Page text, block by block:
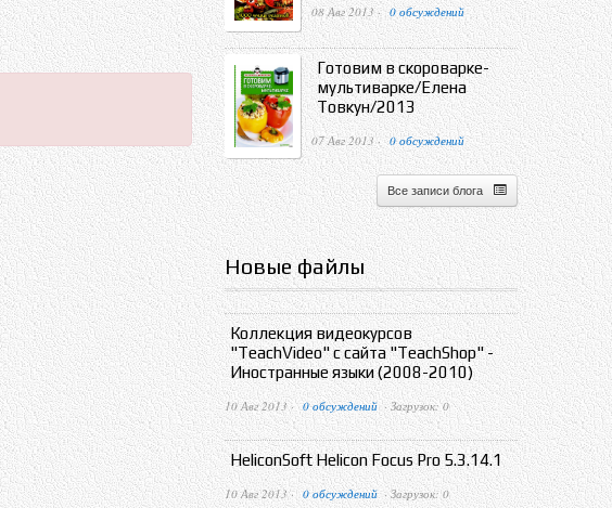
08 Авг 2013 · 0 обсуждений
Готовим в скороварке-
мультиварке/Елена
Товкун/2013
07 Авг 2013 · 0 обсуждений
Все записи блога
Новые файлы
Коллекция видеокурсов
"TeachVideo" с сайта "TeachShop" -
Иностранные языки (2008-2010)
10 Авг 2013 · 0 обсуждений · Загрузок: 0
HeliconSoft Helicon Focus Pro 5.3.14.1
10 Авг 2013 · 0 обсуждений · Загрузок: 0